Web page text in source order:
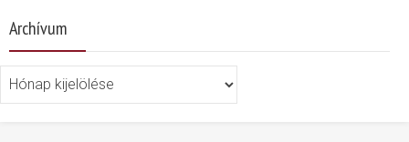
Archívum
Archívum